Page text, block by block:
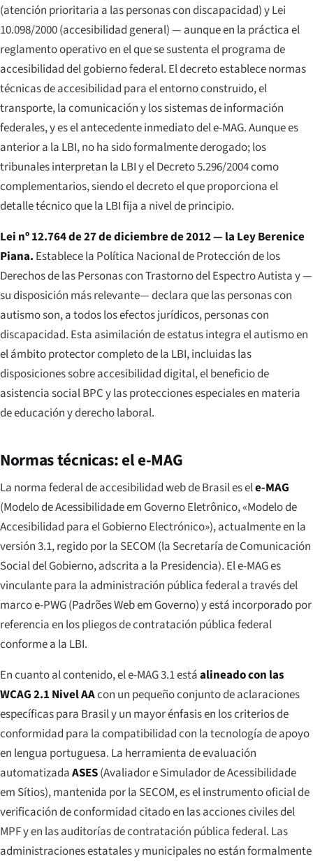
(atención prioritaria a las personas con discapacidad) y Lei
10.098/2000 (accesibilidad general) — aunque en la práctica el
reglamento operativo en el que se sustenta el programa de
accesibilidad del gobierno federal. El decreto establece normas
técnicas de accesibilidad para el entorno construido, el
transporte, la comunicación y los sistemas de información
federales, y es el antecedente inmediato del e-MAG. Aunque es
anterior a la LBI, no ha sido formalmente derogado; los
tribunales interpretan la LBI y el Decreto 5.296/2004 como
complementarios, siendo el decreto el que proporciona el
detalle técnico que la LBI fija a nivel de principio.
Lei nº 12.764 de 27 de diciembre de 2012 — la Ley Berenice
Piana. Establece la Política Nacional de Protección de los
Derechos de las Personas con Trastorno del Espectro Autista y —
su disposición más relevante— declara que las personas con
autismo son, a todos los efectos jurídicos, personas con
discapacidad. Esta asimilación de estatus integra el autismo en
el ámbito protector completo de la LBI, incluidas las
disposiciones sobre accesibilidad digital, el beneficio de
asistencia social BPC y las protecciones especiales en materia
de educación y derecho laboral.
Normas técnicas: el e-MAG
La norma federal de accesibilidad web de Brasil es ele-MAG
(Modelo de Acessibilidade em Governo Eletrônico, «Modelo de
Accesibilidad para el Gobierno Electrónico»), actualmente en la
versión 3.1, regido por la SECOM (la Secretaría de Comunicación
Social del Gobierno, adscrita a la Presidencia). El e-MAG es
vinculante para la administración pública federal a través del
marcoe-PWG (Padrões Web em Governo)y está incorporado por
referencia en los pliegos de contratación pública federal
conforme a la LBI.
En cuanto al contenido, el e-MAG 3.1 estáalineado con las
WCAG 2.1 Nivel AAcon un pequeño conjunto de aclaraciones
específicas para Brasil y un mayor énfasis en los criterios de
conformidad para la compatibilidad con la tecnología de apoyo
en lengua portuguesa. La herramienta de evaluación
automatizadaASES(Avaliador e Simulador de Acessibilidade
em Sítios), mantenida por la SECOM, es el instrumento oficial de
verificación de conformidad citado en las acciones civiles del
MPF y en las auditorías de contratación pública federal. Las
administraciones estatales y municipales no están formalmente